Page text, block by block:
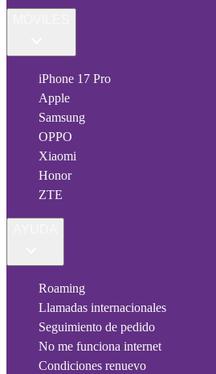
iPhone 17 Pro
Apple
Samsung
OPPO
Xiaomi
Honor
ZTE
Roaming
Llamadas internacionales
Seguimiento de pedido
No me funciona internet
Condiciones renuevo